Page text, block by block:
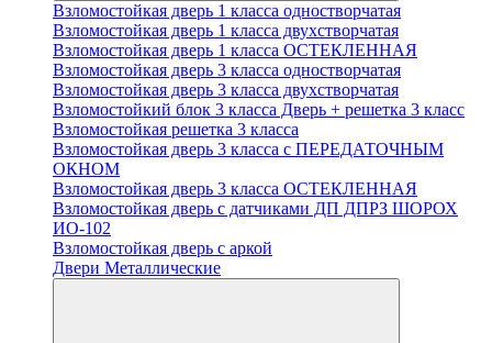
Взломостойкая дверь 1 класса одностворчатая
Взломостойкая дверь 1 класса двухстворчатая
Взломостойкая дверь 1 класса ОСТЕКЛЕННАЯ
Взломостойкая дверь 3 класса одностворчатая
Взломостойкая дверь 3 класса двухстворчатая
Взломостойкий блок 3 класса Дверь + решетка 3 класс
Взломостойкая решетка 3 класса
Взломостойкая дверь 3 класса с ПЕРЕДАТОЧНЫМ
ОКНОМ
Взломостойкая дверь 3 класса ОСТЕКЛЕННАЯ
Взломостойкая дверь с датчиками ДП ДПРЗ ШОРОХ
ИО-102
Взломостойкая дверь с аркой
Двери Металлические